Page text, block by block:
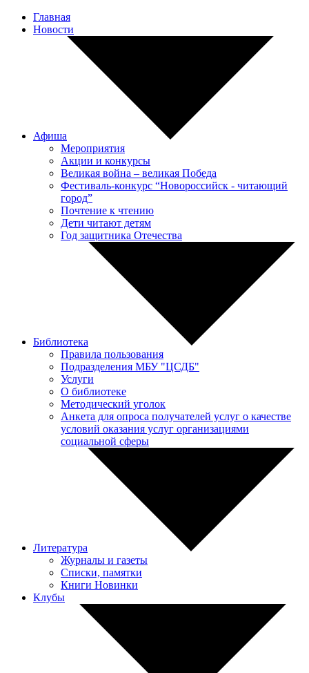
Главная
Новости
Афиша
Мероприятия
Акции и конкурсы
Великая война – великая Победа
Фестиваль-конкурс “Новороссийск - читающий
город”
Почтение к чтению
Дети читают детям
Год защитника Отечества
Библиотека
Правила пользования
Подразделения МБУ "ЦСДБ"
Услуги
О библиотеке
Методический уголок
Анкета для опроса получателей услуг о качестве
условий оказания услуг организациями
социальной сферы
Литература
Журналы и газеты
Списки, памятки
Книги Новинки
Клубы